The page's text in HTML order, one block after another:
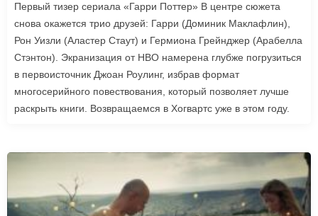
Первый тизер сериала «Гарри Поттер» В центре сюжета
снова окажется трио друзей: Гарри (Доминик Маклафлин),
Рон Уизли (Аластер Стаут) и Гермиона Грейнджер (Арабелла
Стэнтон). Экранизация от HBO намерена глубже погрузиться
в первоисточник Джоан Роулинг, избрав формат
многосерийного повествования, который позволяет лучше
раскрыть книги. Возвращаемся в Хогвартс уже в этом году.